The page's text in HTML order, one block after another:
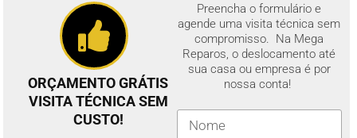
ORÇAMENTO GRÁTIS
VISITA TÉCNICA SEM
CUSTO!
Preencha o formulário e
agende uma visita técnica sem
compromisso. Na Mega
Reparos, o deslocamento até
sua casa ou empresa é por
nossa conta!